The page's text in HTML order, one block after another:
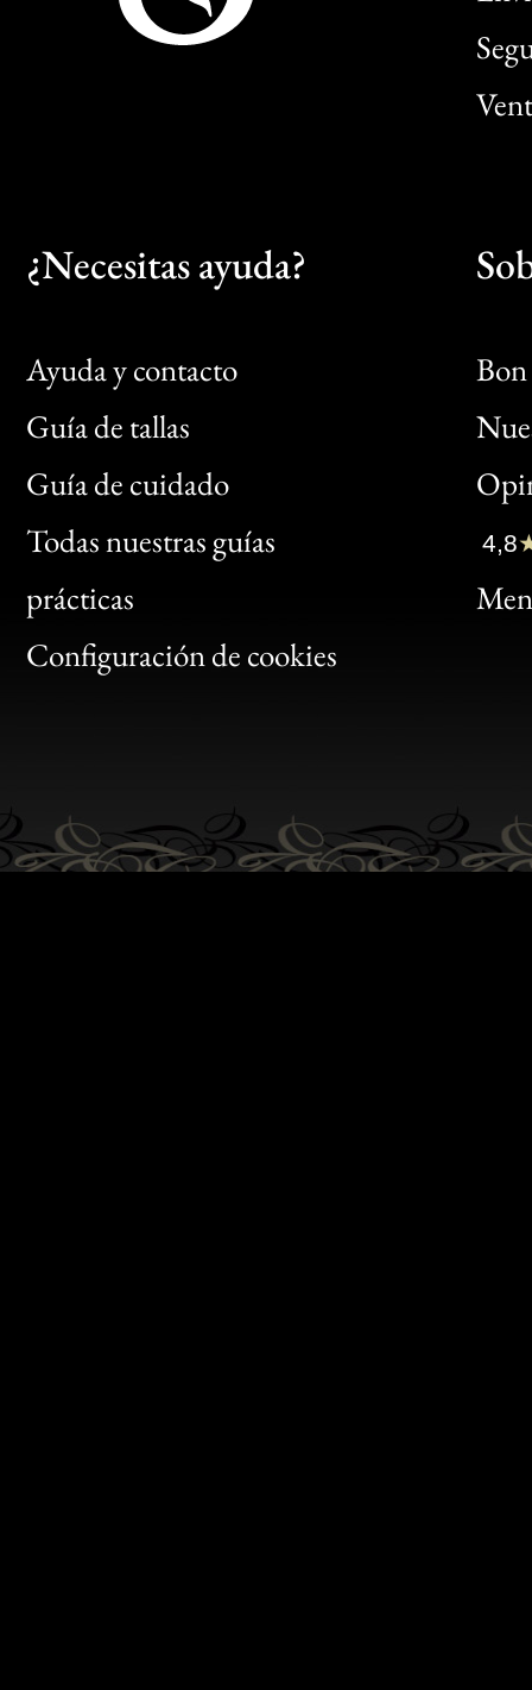
¿Necesitas ayuda?
Ayuda y contacto
Guía de tallas
Guía de cuidado
Todas nuestras guías
prácticas
Configuración de cookies
Bon
Clic
Bon
4,8